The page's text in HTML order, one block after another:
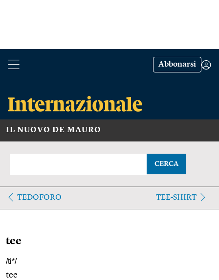
Abbonarsi
IL NUOVO DE MAURO
CERCA
TEDOFORO TEE-SHIRT
tee
/ti*/
tee